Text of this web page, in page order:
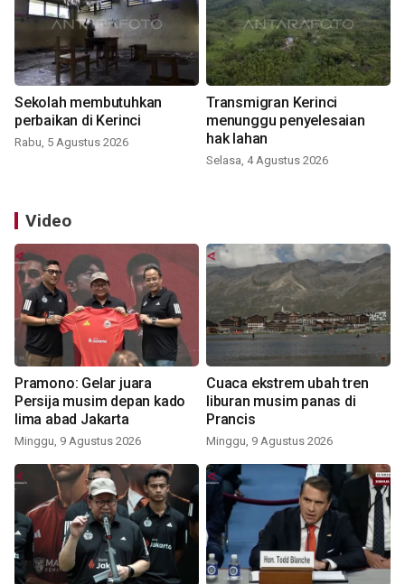
Sekolah membutuhkan
perbaikan di Kerinci
Rabu, 5 Agustus 2026
Transmigran Kerinci
menunggu penyelesaian
hak lahan
Selasa, 4 Agustus 2026
Video
Pramono: Gelar juara
Persija musim depan kado
lima abad Jakarta
Minggu, 9 Agustus 2026
Cuaca ekstrem ubah tren
liburan musim panas di
Prancis
Minggu, 9 Agustus 2026